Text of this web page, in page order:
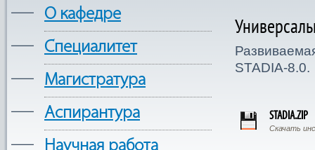
— О кафедре
— Cпециалитет
— Магистратура
— Аспирантура
— Научная работа
STADIA-8.0.
STADIA.ZIP
Скачать